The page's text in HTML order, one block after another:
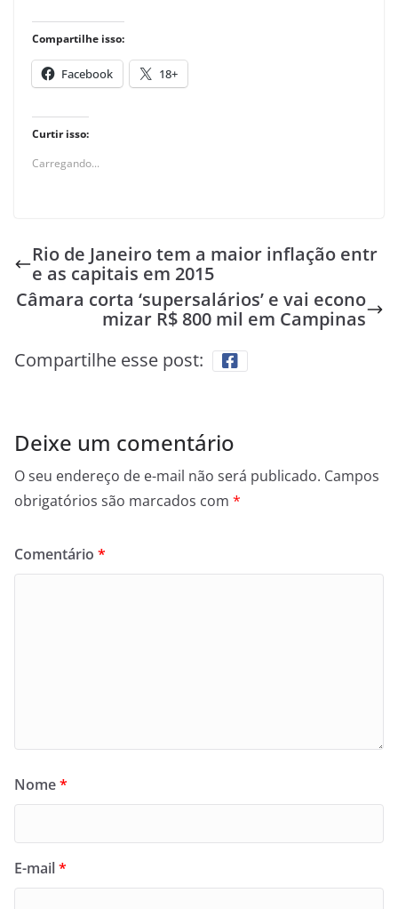
Compartilhe isso:
Facebook 18+
Curtir isso:
Carregando...
Rio de Janeiro tem a maior inflação entr
e as capitais em 2015
Câmara corta ‘supersalários’ e vai econo
mizar R$ 800 mil em Campinas
Compartilhe esse post:
Deixe um comentário
O seu endereço de e-mail não será publicado. Campos
obrigatórios são marcados com *
Comentário *
Nome*
E-mail*